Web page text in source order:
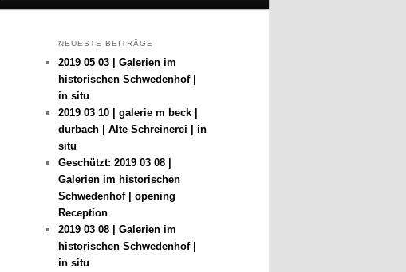
NEUESTE BEITRÄGE
2019 05 03 | Galerien im
historischen Schwedenhof |
in situ
2019 03 10 | galerie m beck |
durbach | Alte Schreinerei | in
situ
Geschützt: 2019 03 08 |
Galerien im historischen
Schwedenhof | opening
Reception
2019 03 08 | Galerien im
historischen Schwedenhof |
in situ